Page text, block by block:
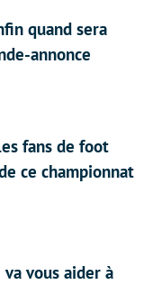
quand sera
annonce
fans de foot
ce championnat
vous aider à